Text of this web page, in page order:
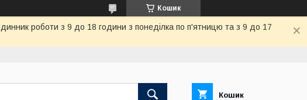
Кошик
роботи з 9 до 18 години з понеділка по п'ятницю та з 9 до 17
Кошик